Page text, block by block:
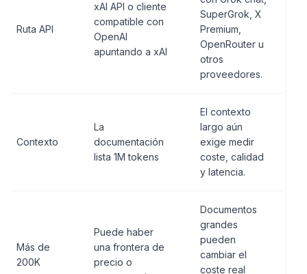
Ruta API
xAI API o cliente
compatible con
OpenAI
apuntando a xAI
SuperGrok, X
Premium,
OpenRouter u
otros
proveedores.
Contexto
La
documentación
lista 1M tokens
El contexto
largo aún
exige medir
coste, calidad
y latencia.
Más de
200K
Puede haber
una frontera de
precio o
Documentos
grandes
pueden
cambiar el
coste real